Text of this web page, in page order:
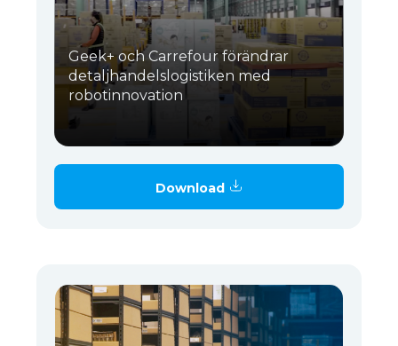
Geek+ och Carrefour förändrar
detaljhandelslogistiken med
robotinnovation
Download